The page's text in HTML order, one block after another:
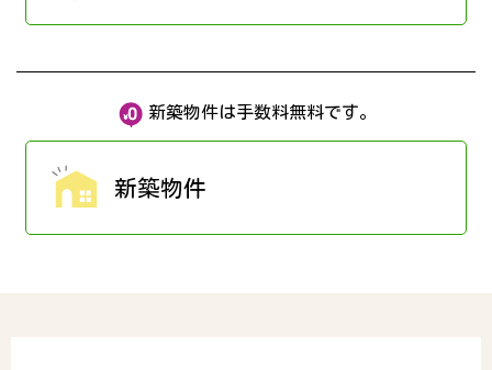
新築物件は手数料無料です。
新築物件